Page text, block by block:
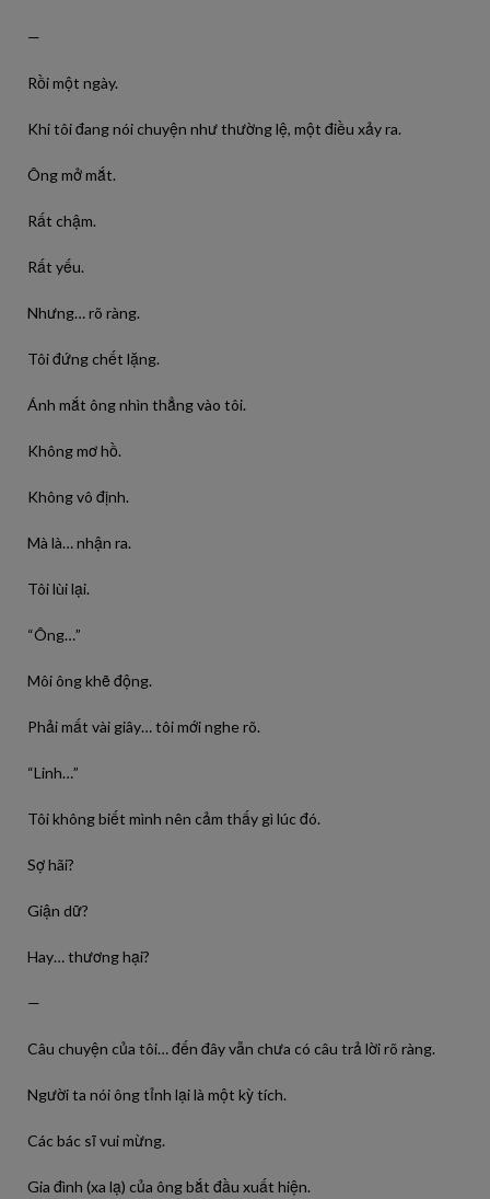
—
Rồi một ngày.
Khi tôi đang nói chuyện như thường lệ, một điều xảy ra.
Ông mở mắt.
Rất chậm.
Rất yếu.
Nhưng… rõ ràng.
Tôi đứng chết lặng.
Ánh mắt ông nhìn thẳng vào tôi.
Không mơ hồ.
Không vô định.
Mà là… nhận ra.
Tôi lùi lại.
“Ông…”
Môi ông khẽ động.
Phải mất vài giây… tôi mới nghe rõ.
“Linh…”
Tôi không biết mình nên cảm thấy gì lúc đó.
Sợ hãi?
Giận dữ?
Hay… thương hại?
—
Câu chuyện của tôi… đến đây vẫn chưa có câu trả lời rõ ràng.
Người ta nói ông tỉnh lại là một kỳ tích.
Các bác sĩ vui mừng.
Gia đình (xa lạ) của ông bắt đầu xuất hiện.